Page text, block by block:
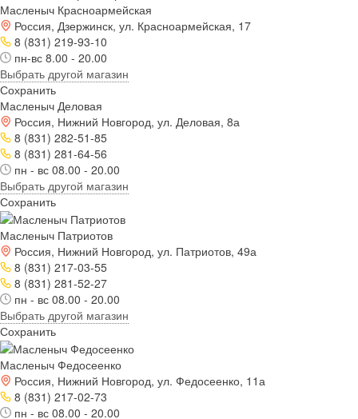
Масленыч Красноармейская
Россия, Дзержинск, ул. Красноармейская, 17
8 (831) 219-93-10
пн-вс 8.00 - 20.00
Выбрать другой магазин
Сохранить
Масленыч Деловая
Россия, Нижний Новгород, ул. Деловая, 8а
8 (831) 282-51-85
8 (831) 281-64-56
пн - вс 08.00 - 20.00
Выбрать другой магазин
Сохранить
Масленыч Патриотов
Россия, Нижний Новгород, ул. Патриотов, 49а
8 (831) 217-03-55
8 (831) 281-52-27
пн - вс 08.00 - 20.00
Выбрать другой магазин
Сохранить
Масленыч Федосеенко
Россия, Нижний Новгород, ул. Федосеенко, 11а
8 (831) 217-02-73
пн - вс 08.00 - 20.00